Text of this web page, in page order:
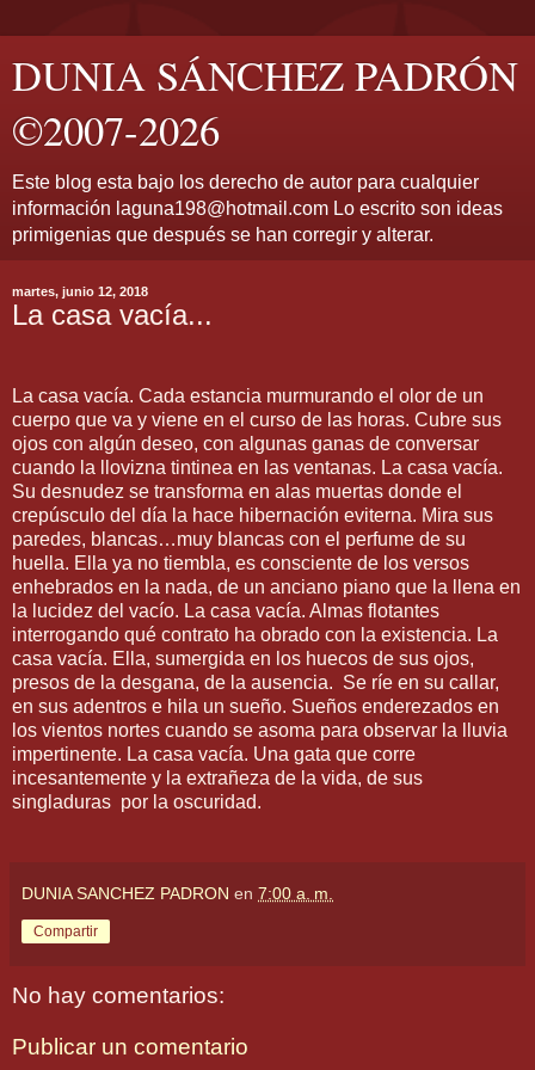
DUNIA SÁNCHEZ PADRÓN
©2007-2026
Este blog esta bajo los derecho de autor para cualquier
información laguna198@hotmail.com Lo escrito son ideas
primigenias que después se han corregir y alterar.
martes, junio 12, 2018
La casa vacía...
La casa vacía. Cada estancia murmurando el olor de un
cuerpo que va y viene en el curso de las horas. Cubre sus
ojos con algún deseo, con algunas ganas de conversar
cuando la llovizna tintinea en las ventanas. La casa vacía.
Su desnudez se transforma en alas muertas donde el
crepúsculo del día la hace hibernación eviterna. Mira sus
paredes, blancas…muy blancas con el perfume de su
huella. Ella ya no tiembla, es consciente de los versos
enhebrados en la nada, de un anciano piano que la llena en
la lucidez del vacío. La casa vacía. Almas flotantes
interrogando qué contrato ha obrado con la existencia. La
casa vacía. Ella, sumergida en los huecos de sus ojos,
presos de la desgana, de la ausencia. Se ríe en su callar,
en sus adentros e hila un sueño. Sueños enderezados en
los vientos nortes cuando se asoma para observar la lluvia
impertinente. La casa vacía. Una gata que corre
incesantemente y la extrañeza de la vida, de sus
singladuras por la oscuridad.
DUNIA SANCHEZ PADRON en 7:00 a. m.
Compartir
No hay comentarios:
Publicar un comentario